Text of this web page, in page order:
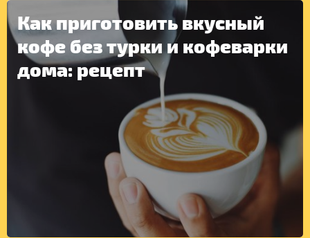
Как приготовить вкусный
кофе без турки и кофеварки
дома: рецепт